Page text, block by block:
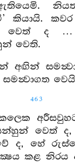
ඇතියෙමි.
කියායි.
වෙත් ද
වෙති.
අඟින්
463
වෙත්
ද, හේ
කළ නිරය